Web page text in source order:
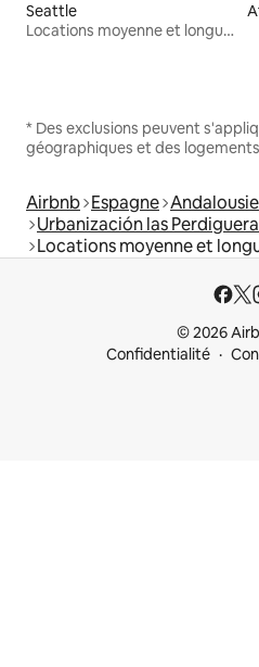
Seattle
Locations moyenne et longue durée
* Des exclusions peuvent
géographiques et des
Airbnb Espagne Andalousie
Urbanización las
Locations moyenne et
© 2026
Confidentialité